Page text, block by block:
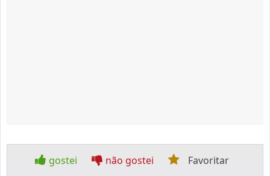
gostei não gostei Favoritar